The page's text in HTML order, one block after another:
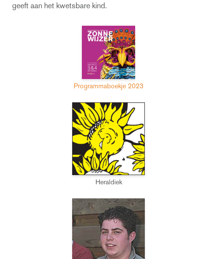
geeft aan het kwetsbare kind.
Programmaboekje 2023
Heraldiek